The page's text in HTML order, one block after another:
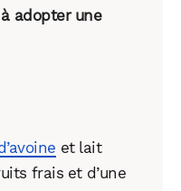
adopter une
et lait
frais et d’une